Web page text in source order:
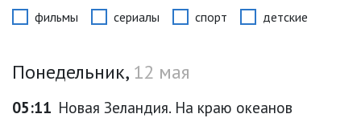
фильмы сериалы спорт детские
Понедельник, 12 мая
05:11 Новая Зеландия. На краю океанов